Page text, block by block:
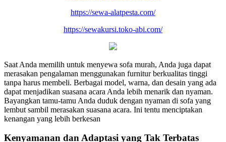
https://sewa-alatpesta.com/
https://sewakursi.toko-abi.com/
Saat Anda memilih untuk menyewa sofa murah, Anda juga dapat
merasakan pengalaman menggunakan furnitur berkualitas tinggi
tanpa harus membeli. Berbagai model, warna, dan desain yang ada
dapat menjadikan suasana acara Anda lebih menarik dan nyaman.
Bayangkan tamu-tamu Anda duduk dengan nyaman di sofa yang
lembut sambil merasakan suasana acara. Ini tentu menciptakan
kenangan yang lebih berkesan
Kenyamanan dan Adaptasi yang Tak Terbatas